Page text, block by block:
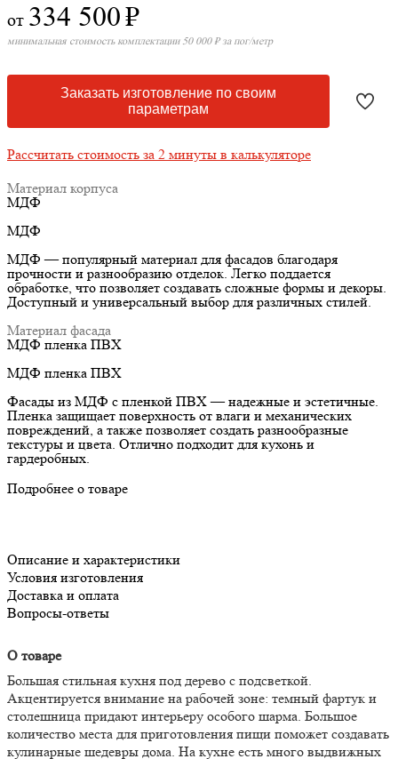
от 334 500₽
минимальная стоимость комплектации 50 000 ₽ за пог/метр
Заказать изготовление по своим
параметрам
Рассчитать стоимость за 2 минуты в калькуляторе
Материал корпуса
МДФ
МДФ
МДФ — популярный материал для фасадов благодаря
прочности и разнообразию отделок. Легко поддается
обработке, что позволяет создавать сложные формы и декоры.
Доступный и универсальный выбор для различных стилей.
Материал фасада
МДФ пленка ПВХ
МДФ пленка ПВХ
Фасады из МДФ с пленкой ПВХ — надежные и эстетичные.
Пленка защищает поверхность от влаги и механических
повреждений, а также позволяет создать разнообразные
текстуры и цвета. Отлично подходит для кухонь и
гардеробных.
Подробнее о товаре
Описание и характеристики
Условия изготовления
Доставка и оплата
Вопросы-ответы
О товаре
Большая стильная кухня под дерево с подсветкой.
Акцентируется внимание на рабочей зоне: темный фартук и
столешница придают интерьеру особого шарма. Большое
количество места для приготовления пищи поможет создавать
кулинарные шедевры дома. На кухне есть много выдвижных